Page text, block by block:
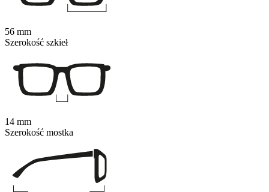
56 mm
Szerokość szkieł
14 mm
Szerokość mostka